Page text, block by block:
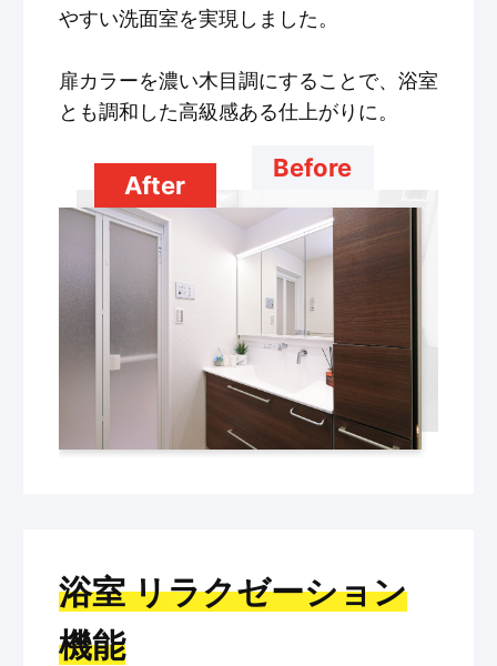
やすい洗面室を実現しました。
扉カラーを濃い木目調にすることで、浴室
とも調和した高級感ある仕上がりに。
Before
After
浴室 リラクゼーション
機能